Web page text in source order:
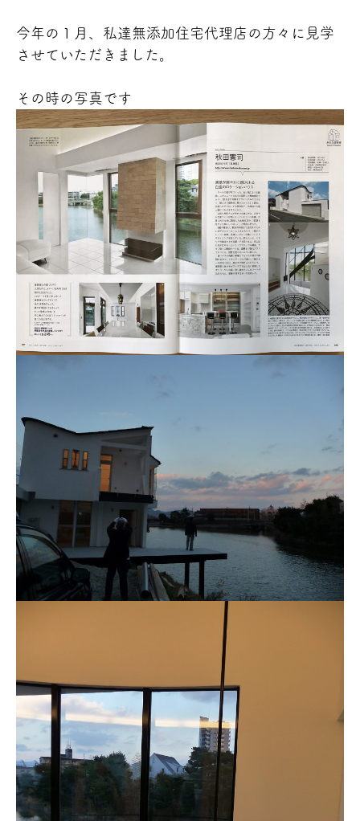
今年の１月、私達無添加住宅代理店の方々に見学
させていただきました。
その時の写真です